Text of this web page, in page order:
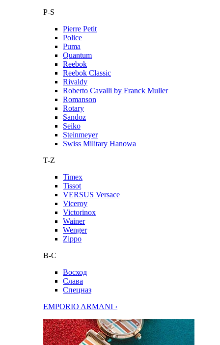
P-S
Pierre Petit
Police
Puma
Quantum
Reebok
Reebok Classic
Rivaldy
Roberto Cavalli by Franck Muller
Romanson
Rotary
Sandoz
Seiko
Steinmeyer
Swiss Military Hanowa
T-Z
Timex
Tissot
VERSUS Versace
Viceroy
Victorinox
Wainer
Wenger
Zippo
В-С
Восход
Слава
Спецназ
EMPORIO ARMANI ›